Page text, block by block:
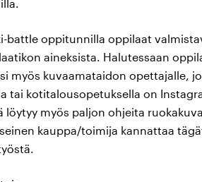
battle oppitunnilla oppilaat
aineksista. Halutessaan
myös kuvaamataidon opettajalle,
tai kotitalousopetuksella on
löytyy myös paljon ohjeita
kauppa/toimija kannattaa